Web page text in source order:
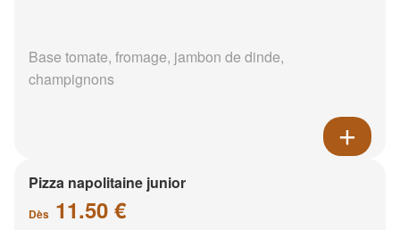
Base tomate, fromage, jambon de dinde,
champignons
Pizza napolitaine junior
Dès 11.50 €